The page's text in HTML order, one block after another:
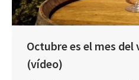
Octubre es el mes del
(vídeo)